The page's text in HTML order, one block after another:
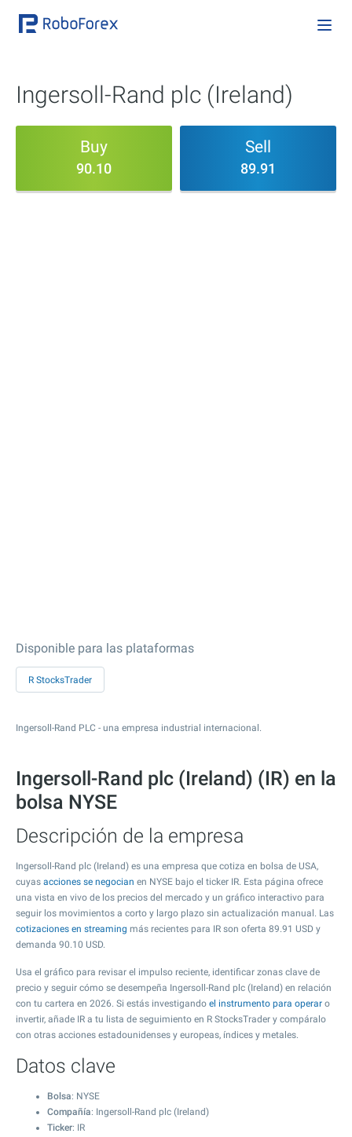
Ingersoll-Rand plc (Ireland)
Buy
90.10
Sell
89.91
Disponible para las plataformas
R StocksTrader
Ingersoll-Rand PLC - una empresa industrial internacional.
Ingersoll-Rand plc (Ireland) (IR) en la
bolsa NYSE
Descripción de la empresa
Ingersoll-Rand plc (Ireland) es una empresa que cotiza en bolsa de USA,
cuyas acciones se negocian en NYSE bajo el ticker IR. Esta página ofrece
una vista en vivo de los precios del mercado y un gráfico interactivo para
seguir los movimientos a corto y largo plazo sin actualización manual. Las
cotizaciones en streaming más recientes para IR son oferta 89.91 USD y
demanda 90.10 USD.
Usa el gráfico para revisar el impulso reciente, identificar zonas clave de
precio y seguir cómo se desempeña Ingersoll-Rand plc (Ireland) en relación
con tu cartera en 2026. Si estás investigando el instrumento para operar o
invertir, añade IR a tu lista de seguimiento en R StocksTrader y compáralo
con otras acciones estadounidenses y europeas, índices y metales.
Datos clave
Bolsa: NYSE
Compañía: Ingersoll-Rand plc (Ireland)
Ticker: IR